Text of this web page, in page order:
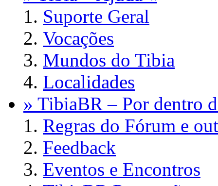
Suporte Geral
Vocações
Mundos do Tibia
Localidades
» TibiaBR – Por dentro
Regras do Fórum e
Feedback
Eventos e Encontros